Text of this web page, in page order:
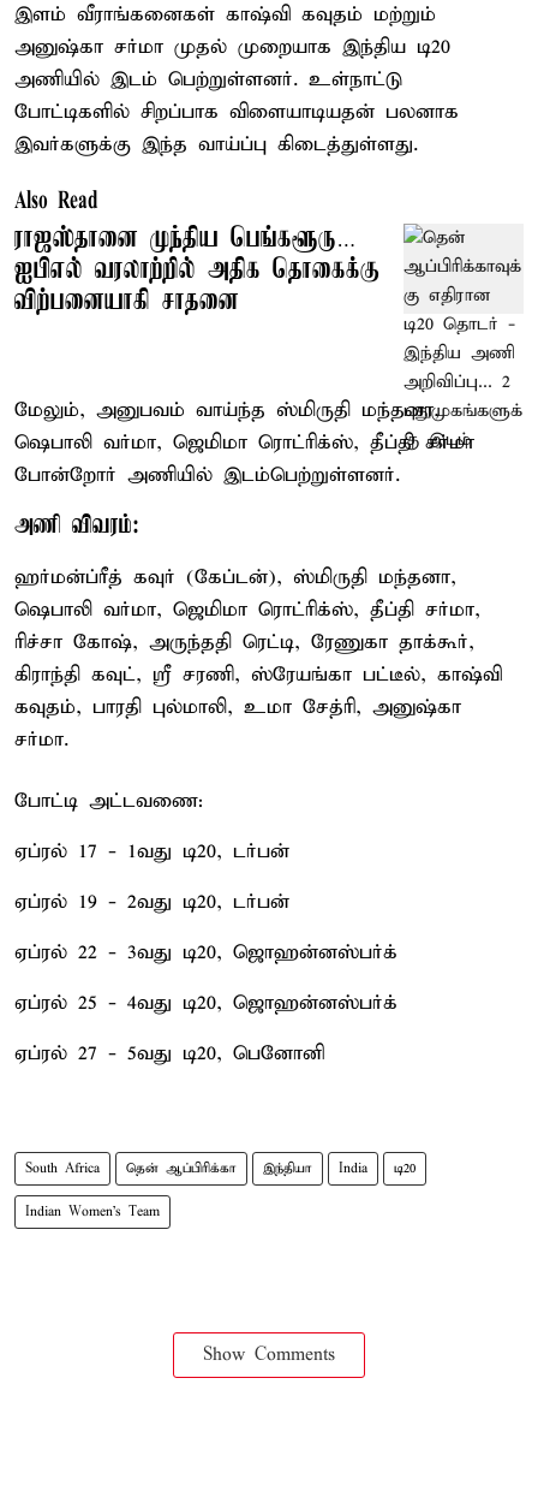
இளம் வீராங்கனைகள் காஷ்வி கவுதம் மற்றும்
அனுஷ்கா சர்மா முதல் முறையாக இந்திய டி20
அணியில் இடம் பெற்றுள்ளனர். உள்நாட்டு
போட்டிகளில் சிறப்பாக விளையாடியதன் பலனாக
இவர்களுக்கு இந்த வாய்ப்பு கிடைத்துள்ளது.
Also Read
ராஜஸ்தானை முந்திய பெங்களூரு…
ஐபிஎல் வரலாற்றில் அதிக தொகைக்கு
விற்பனையாகி சாதனை
மேலும், அனுபவம் வாய்ந்த ஸ்மிருதி மந்தனா,
ஷெபாலி வர்மா, ஜெமிமா ரொட்ரிக்ஸ், தீப்தி சர்மா
போன்றோர் அணியில் இடம்பெற்றுள்ளனர்.
அணி விவரம்:
ஹர்மன்ப்ரீத் கவுர் (கேப்டன்), ஸ்மிருதி மந்தனா,
ஷெபாலி வர்மா, ஜெமிமா ரொட்ரிக்ஸ், தீப்தி சர்மா,
ரிச்சா கோஷ், அருந்ததி ரெட்டி, ரேணுகா தாக்கூர்,
கிராந்தி கவுட், ஸ்ரீ சரணி, ஸ்ரேயங்கா பட்டீல், காஷ்வி
கவுதம், பாரதி புல்மாலி, உமா சேத்ரி, அனுஷ்கா
சர்மா.
போட்டி அட்டவணை:
ஏப்ரல் 17 - 1வது டி20, டர்பன்
ஏப்ரல் 19 - 2வது டி20, டர்பன்
ஏப்ரல் 22 - 3வது டி20, ஜொஹன்னஸ்பர்க்
ஏப்ரல் 25 - 4வது டி20, ஜொஹன்னஸ்பர்க்
ஏப்ரல் 27 - 5வது டி20, பெனோனி
South Africa தென் ஆப்பிரிக்கா இந்தியா India டி20
Indian Women's Team
Show Comments